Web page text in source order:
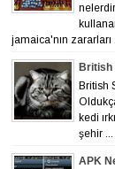
jamaica'nın zararları
British
British
kedi
şehir ...
APK